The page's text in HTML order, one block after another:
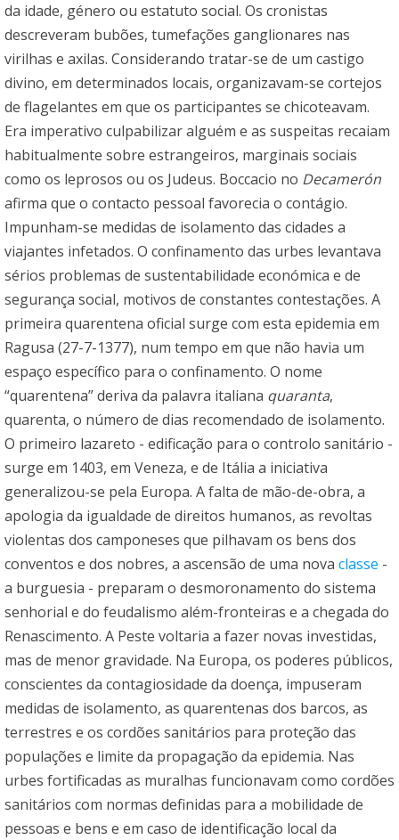
da idade, género ou estatuto social. Os cronistas
descreveram bubões, tumefações ganglionares nas
virilhas e axilas. Considerando tratar-se de um castigo
divino, em determinados locais, organizavam-se cortejos
de flagelantes em que os participantes se chicoteavam.
Era imperativo culpabilizar alguém e as suspeitas recaiam
habitualmente sobre estrangeiros, marginais sociais
como os leprosos ou os Judeus. Boccacio no Decamerón
afirma que o contacto pessoal favorecia o contágio.
Impunham-se medidas de isolamento das cidades a
viajantes infetados. O confinamento das urbes levantava
sérios problemas de sustentabilidade económica e de
segurança social, motivos de constantes contestações. A
primeira quarentena oficial surge com esta epidemia em
Ragusa (27-7-1377), num tempo em que não havia um
espaço específico para o confinamento. O nome
“quarentena” deriva da palavra italiana quaranta,
quarenta, o número de dias recomendado de isolamento.
O primeiro lazareto - edificação para o controlo sanitário -
surge em 1403, em Veneza, e de Itália a iniciativa
generalizou-se pela Europa. A falta de mão-de-obra, a
apologia da igualdade de direitos humanos, as revoltas
violentas dos camponeses que pilhavam os bens dos
conventos e dos nobres, a ascensão de uma nova classe -
a burguesia - preparam o desmoronamento do sistema
senhorial e do feudalismo além-fronteiras e a chegada do
Renascimento. A Peste voltaria a fazer novas investidas,
mas de menor gravidade. Na Europa, os poderes públicos,
conscientes da contagiosidade da doença, impuseram
medidas de isolamento, as quarentenas dos barcos, as
terrestres e os cordões sanitários para proteção das
populações e limite da propagação da epidemia. Nas
urbes fortificadas as muralhas funcionavam como cordões
sanitários com normas definidas para a mobilidade de
pessoas e bens e em caso de identificação local da